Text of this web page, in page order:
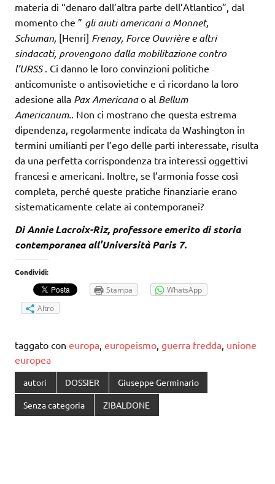
materia di “denaro dall’altra parte dell’Atlantico”, dal
momento che ” gli aiuti americani a Monnet,
Schuman, [Henri] Frenay, Force Ouvrière e altri
sindacati, provengono dalla mobilitazione contro
l’URSS. Ci danno le loro convinzioni politiche
anticomuniste o antisovietiche e ci ricordano la loro
adesione alla Pax Americanao al Bellum
Americanum.. Non ci mostrano che questa estrema
dipendenza, regolarmente indicata da Washington in
termini umilianti per l’ego delle parti interessate, risulta
da una perfetta corrispondenza tra interessi oggettivi
francesi e americani. Inoltre, se l’armonia fosse così
completa, perché queste pratiche finanziarie erano
sistematicamente celate ai contemporanei?
Di Annie Lacroix-Riz, professore emerito di storia
contemporanea all’Università Paris 7.
Condividi:
Stampa
WhatsApp
Altro
taggato con europa europeismo guerra fredda unione
europea
autori DOSSIER Giuseppe Germinario
Senza categoria ZIBALDONE